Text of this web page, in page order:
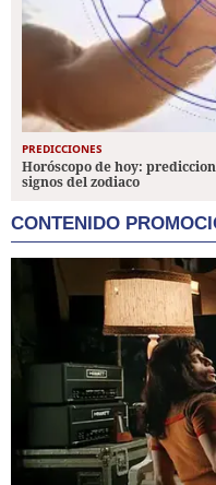
PREDICCIONES
Horóscopo de hoy:
signos del zodiaco
CONTENIDO